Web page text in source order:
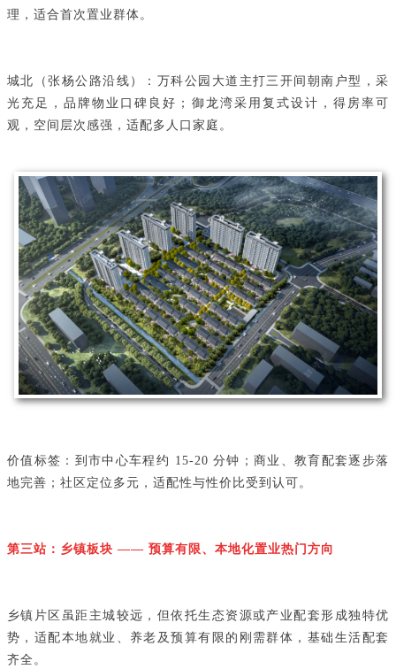
理，适合首次置业群体。
城北（张杨公路沿线）：万科公园大道主打三开间朝南户型，采
光充足，品牌物业口碑良好；御龙湾采用复式设计，得房率可
观，空间层次感强，适配多人口家庭。
价值标签：到市中心车程约 15-20 分钟；商业、教育配套逐步落
地完善；社区定位多元，适配性与性价比受到认可。
第三站：乡镇板块 —— 预算有限、本地化置业热门方向
乡镇片区虽距主城较远，但依托生态资源或产业配套形成独特优
势，适配本地就业、养老及预算有限的刚需群体，基础生活配套
齐全。